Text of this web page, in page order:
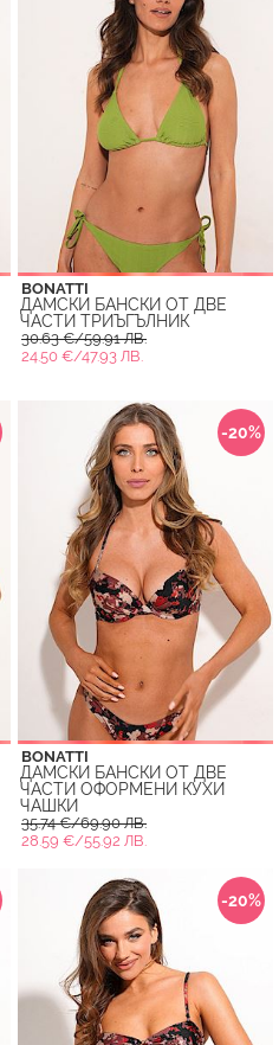
BONATTI
ДАМСКИ БАНСКИ ОТ ДВЕ
ЧАСТИ ТРИЪГЪЛНИК
30.63 €/59.91 ЛВ.
24.50 €/47.93 ЛВ.
-20%
BONATTI
ДАМСКИ БАНСКИ ОТ ДВЕ
ЧАСТИ ОФОРМЕНИ КУХИ
ЧАШКИ
35.74 €/69.90 ЛВ.
28.59 €/55.92 ЛВ.
-20%